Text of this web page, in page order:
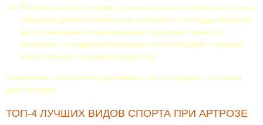
Морская капуста, мидии, креветки, кости и хрящи рыб, птиц,
продукты для приготовления заливного и холодца (желатин
восстанавливает поврежденную хрящевую ткань по
аналогии с хондропротекторами и способствует хорошей
консистенции суставной жидкости).
Сливочное и молочное мороженое, как ни странно, полезны
для суставов
ТОП-4 ЛУЧШИХ ВИДОВ СПОРТА ПРИ АРТРОЗЕ